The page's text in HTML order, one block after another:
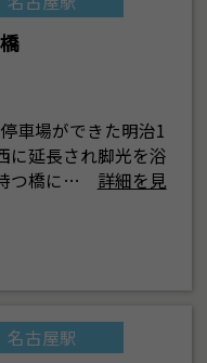
車場ができた明治1
に延長され脚光を浴
つ橋に…
詳細を見
名古屋駅